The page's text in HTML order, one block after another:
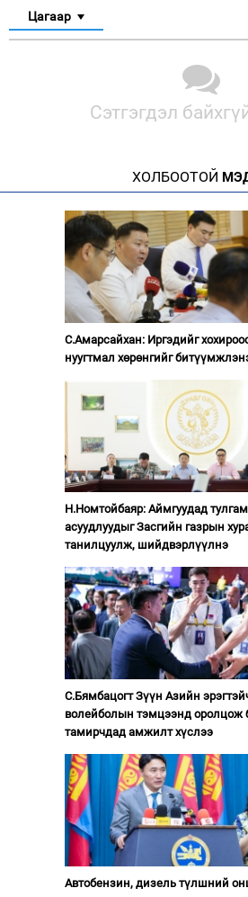
Цагаар
Сэтгэгдэл
ХОЛБООТОЙ
С.Амарсайхан: Иргэдийг
нуугтмал хөрөнгийг
Н.Номтойбаяр: Аймгуудад
асуудлуудыг Засгийн газрын
танилцуулж, шийдвэрлүүлнэ
С.Бямбацогт Зүүн Азийн
волейболын тэмцээнд оролцож
тамирчдад амжилт хүслээ
Автобензин, дизель түлшний